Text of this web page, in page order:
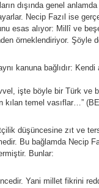
dışında genel
Necip Fazıl ise
esas alıyor: Millî ve
örneklendiriyor. Şöyle
kanuna bağlıdır:
işte böyle bir Türk ve
kılan temel vasıflar…”
düşüncesine zıt ve
Bu bağlamda Necip
Bunlar:
Yani millet fikrini